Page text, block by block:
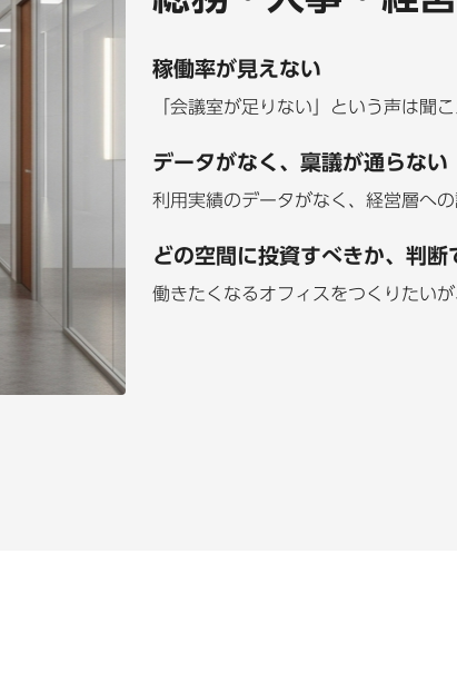
稼働率が見えない
「会議室が足りない」という声は聞
データがなく、稟議が通らない
利用実績のデータがなく、経営層へ
どの空間に投資すべきか、判断
働きたくなるオフィスをつくりたい